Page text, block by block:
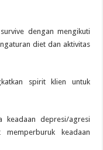
dengan mengikuti
diet dan aktivitas
spirit klien untuk
keadaan depresi/agresi
keadaan